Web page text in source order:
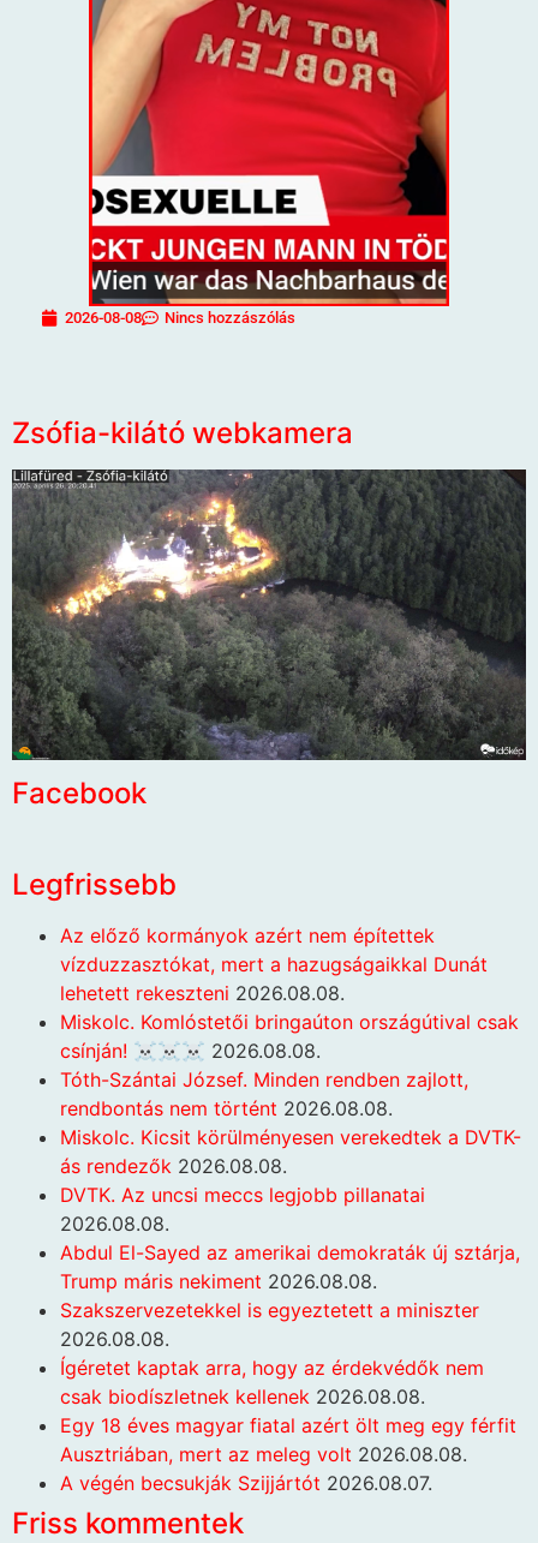
2026-08-08 Nincs hozzászólás
Zsófia-kilátó webkamera
Facebook
Legfrissebb
Az előző kormányok azért nem építettek
vízduzzasztókat, mert a hazugságaikkal Dunát
lehetett rekeszteni 2026.08.08.
Miskolc. Komlóstetői bringaúton országútival csak
csínján! ☠️☠️☠️ 2026.08.08.
Tóth-Szántai József. Minden rendben zajlott,
rendbontás nem történt 2026.08.08.
Miskolc. Kicsit körülményesen verekedtek a DVTK-
ás rendezők 2026.08.08.
DVTK. Az uncsi meccs legjobb pillanatai
2026.08.08.
Abdul El-Sayed az amerikai demokraták új sztárja,
Trump máris nekiment 2026.08.08.
Szakszervezetekkel is egyeztetett a miniszter
2026.08.08.
Ígéretet kaptak arra, hogy az érdekvédők nem
csak biodíszletnek kellenek 2026.08.08.
Egy 18 éves magyar fiatal azért ölt meg egy férfit
Ausztriában, mert az meleg volt 2026.08.08.
A végén becsukják Szijjártót 2026.08.07.
Friss kommentek